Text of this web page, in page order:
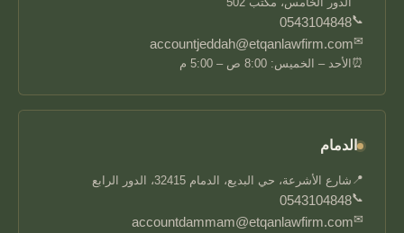
الدور الخامس، مكتب 502
📞
0543104848
✉
accountjeddah@etqanlawfirm.com
⏰ الأحد – الخميس: 8:00 ص – 5:00 م
الدمام
📍 شارع الأشرعة، حي البديع، الدمام 32415، الدور الرابع
📞
0543104848
✉
accountdammam@etqanlawfirm.com